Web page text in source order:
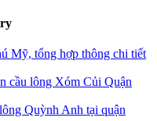
Mỹ, tổng hợp thông chi tiết
cầu lông Xóm Củi Quận
Quỳnh Anh tại quận